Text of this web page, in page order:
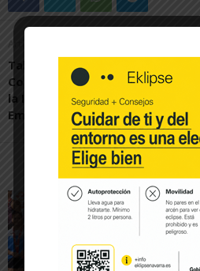
Artículo anterior
Taller de Empleo de
Corella: Una Iniciativa para
la Inclusión Laboral y el
Embellecimiento Urbano
Artículos relacionados